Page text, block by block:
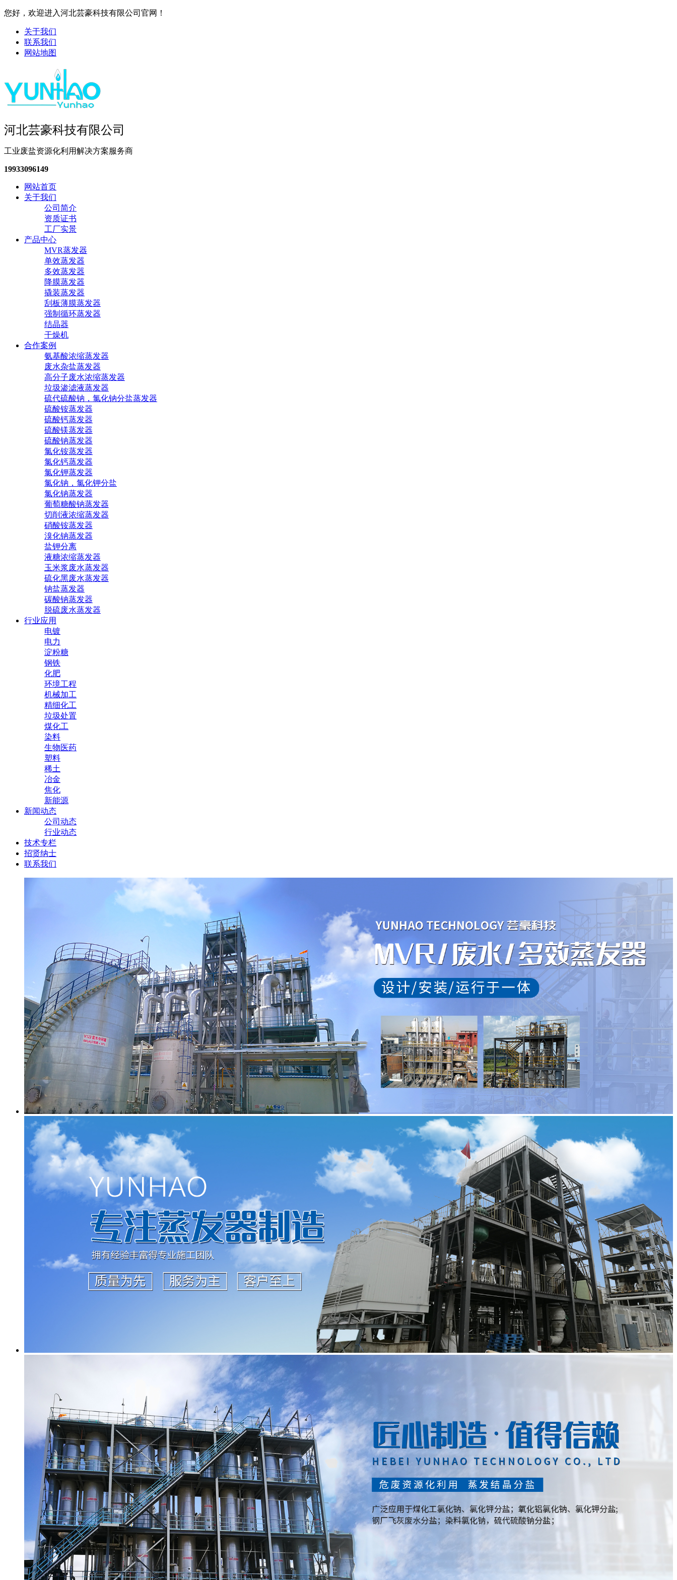
您好，欢迎进入河北芸豪科技有限公司官网！
关于我们
联系我们
网站地图
河北芸豪科技有限公司
工业废盐资源化利用解决方案服务商
19933096149
网站首页
关于我们
公司简介
资质证书
工厂实景
产品中心
MVR蒸发器
单效蒸发器
多效蒸发器
降膜蒸发器
撬装蒸发器
刮板薄膜蒸发器
强制循环蒸发器
结晶器
干燥机
合作案例
氨基酸浓缩蒸发器
废水杂盐蒸发器
高分子废水浓缩蒸发器
垃圾渗滤液蒸发器
硫代硫酸钠，氯化钠分盐蒸发器
硫酸铵蒸发器
硫酸钙蒸发器
硫酸镁蒸发器
硫酸钠蒸发器
氯化铵蒸发器
氯化钙蒸发器
氯化钾蒸发器
氯化钠，氯化钾分盐
氯化钠蒸发器
葡萄糖酸钠蒸发器
切削液浓缩蒸发器
硝酸铵蒸发器
溴化钠蒸发器
盐钾分离
液糖浓缩蒸发器
玉米浆废水蒸发器
硫化黑废水蒸发器
钠盐蒸发器
碳酸钠蒸发器
脱硫废水蒸发器
行业应用
电镀
电力
淀粉糖
钢铁
化肥
环境工程
机械加工
精细化工
垃圾处置
煤化工
染料
生物医药
塑料
稀土
冶金
焦化
新能源
新闻动态
公司动态
行业动态
技术专栏
招贤纳士
联系我们